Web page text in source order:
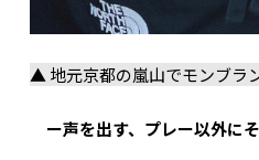
▲ 地元京都の嵐山でモンブラ
ー声を出す、プレー以外に